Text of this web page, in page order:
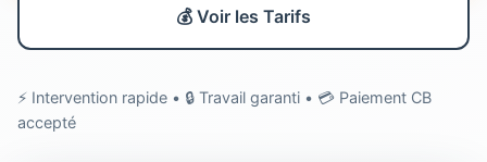
💰 Voir les Tarifs
⚡ Intervention rapide • 🔒 Travail garanti • 💳 Paiement CB
accepté